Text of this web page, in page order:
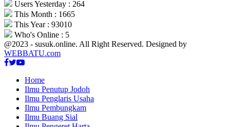
Users Yesterday : 264
This Month : 1665
This Year : 93010
Who's Online : 5
@2023 - susuk.online. All Right Reserved. Designed by
WEBBATU.com
Facebook
Twitter
Youtube
Home
Ilmu Penutup Jodoh
Ilmu Penglaris Usaha
Ilmu Pembungkam
Ilmu Buang Sial